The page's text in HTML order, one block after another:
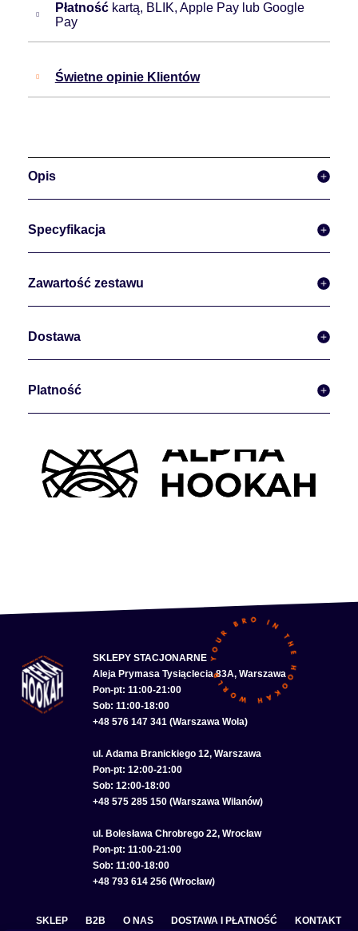
Płatność kartą, BLIK, Apple Pay lub Google
Pay
Świetne opinie Klientów
Opis
Specyfikacja
Zawartość zestawu
Dostawa
Platność
SKLEPY STACJONARNE
Aleja Prymasa Tysiąclecia 83A, Warszawa
Pon-pt: 11:00-21:00
Sob: 11:00-18:00
+48 576 147 341 (Warszawa Wola)
ul. Adama Branickiego 12, Warszawa
Pon-pt: 12:00-21:00
Sob: 12:00-18:00
+48 575 285 150 (Warszawa Wilanów)
ul. Bolesława Chrobrego 22, Wrocław
Pon-pt: 11:00-21:00
Sob: 11:00-18:00
+48 793 614 256 (Wrocław)
SKLEP B2B O NAS DOSTAWA I PŁATNOŚĆ KONTAKT